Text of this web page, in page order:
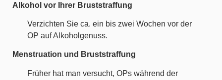
Alkohol vor Ihrer Bruststraffung
Verzichten Sie ca. ein bis zwei Wochen vor der
OP auf Alkoholgenuss.
Menstruation und Bruststraffung
Früher hat man versucht, OPs während der